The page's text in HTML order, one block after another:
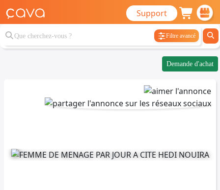
Support
Filtre avancé
Demande d'achat